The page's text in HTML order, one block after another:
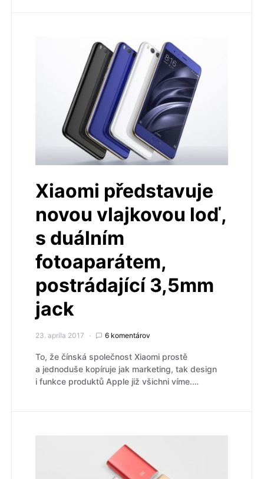
Xiaomi představuje
novou vlajkovou loď,
s duálním
fotoaparátem,
postrádající 3,5mm
jack
23. apríla 2017 6 komentárov
To, že čínská společnost Xiaomi prostě
a jednoduše kopíruje jak marketing, tak design
i funkce produktů Apple již všichni víme.…